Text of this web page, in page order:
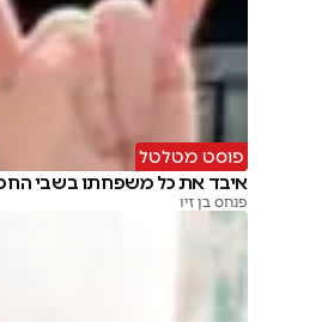
פוסט מטלטל
איבד את כל משפחתו בשבי
פנחס בן זיו